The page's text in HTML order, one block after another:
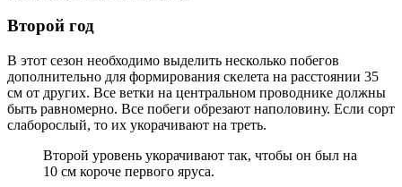
Второй год
В этот сезон необходимо выделить несколько побегов
дополнительно для формирования скелета на расстоянии 35
см от других. Все ветки на центральном проводнике должны
быть равномерно. Все побеги обрезают наполовину. Если сорт
слаборослый, то их укорачивают на треть.
Второй уровень укорачивают так, чтобы он был на
10 см короче первого яруса.